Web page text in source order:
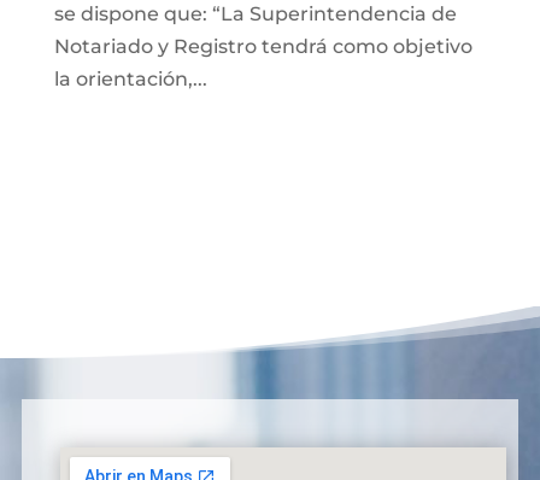
se dispone que: “La Superintendencia de
Notariado y Registro tendrá como objetivo
la orientación,...